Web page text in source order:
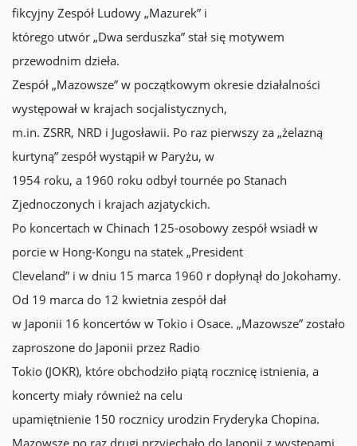
fikcyjny Zespół Ludowy „Mazurek” i
którego utwór „Dwa serduszka” stał się motywem
przewodnim dzieła.
Zespół „Mazowsze” w początkowym okresie działalności
występował w krajach socjalistycznych,
m.in. ZSRR, NRD i Jugosławii. Po raz pierwszy za „żelazną
kurtyną” zespół wystąpił w Paryżu, w
1954 roku, a 1960 roku odbył tournée po Stanach
Zjednoczonych i krajach azjatyckich.
Po koncertach w Chinach 125-osobowy zespół wsiadł w
porcie w Hong-Kongu na statek „President
Cleveland” i w dniu 15 marca 1960 r dopłynął do Jokohamy.
Od 19 marca do 12 kwietnia zespół dał
w Japonii 16 koncertów w Tokio i Osace. „Mazowsze” zostało
zaproszone do Japonii przez Radio
Tokio (JOKR), które obchodziło piątą rocznicę istnienia, a
koncerty miały również na celu
upamiętnienie 150 rocznicy urodzin Fryderyka Chopina.